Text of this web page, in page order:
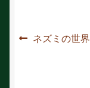
投前
ネズミの世界